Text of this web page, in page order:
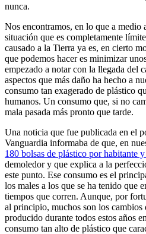
nunca.
Nos encontramos, en lo que a medio
situación que es completamente
causado a la Tierra ya es, en cierto
que podemos hacer es minimizar
empezado a notar con la llegada del
aspectos que más daño ha hecho a
consumo tan exagerado de plástico
humanos. Un consumo que, si no
mala pasada más pronto que tarde.
Una noticia que fue publicada en el
Vanguardia informaba de que, en
180 bolsas de plástico por habitante
demoledor y que explica a la
este punto. Ese consumo es el
los males a los que se ha tenido que
tiempos que corren. Aunque, por
al principio, muchos son los cambios
producido durante todos estos años
consumo tan alto de plástico que